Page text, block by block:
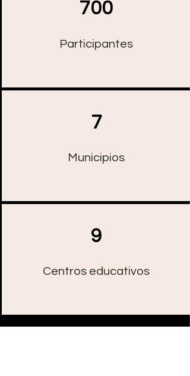
700
Participantes
7
Municipios
9
Centros educativos